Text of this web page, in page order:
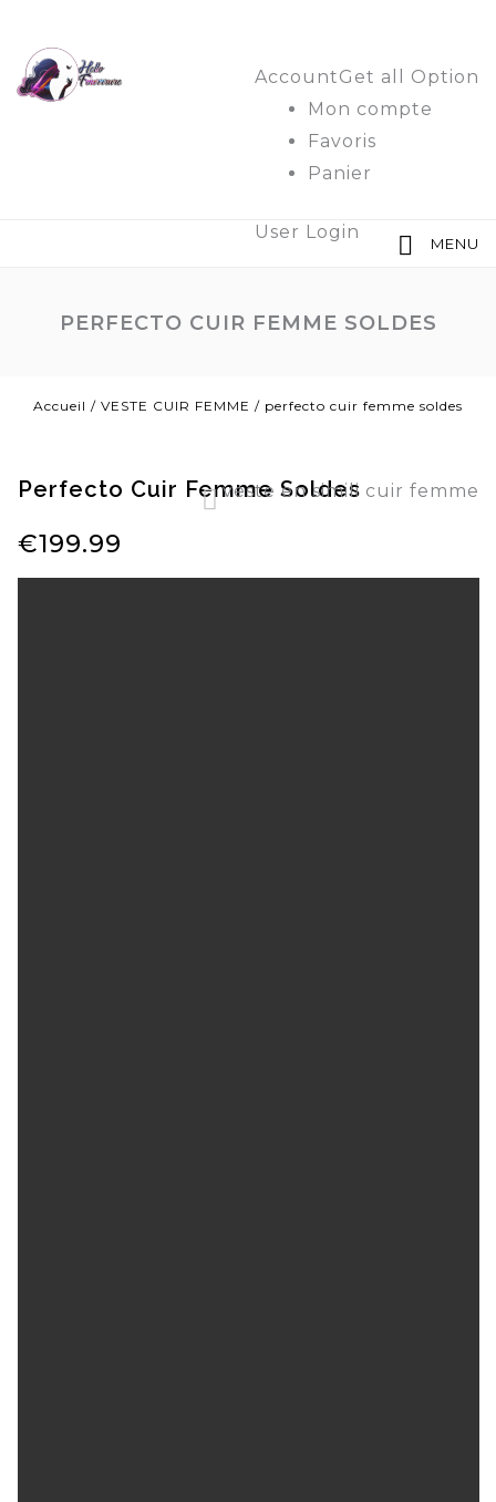
AccountGet all Option
Mon compte
Favoris
Panier
User Login
MENU
PERFECTO CUIR FEMME SOLDES
Accueil / VESTE CUIR FEMME / perfecto cuir femme soldes
Perfecto Cuir Femme Soldes
veste en simili cuir femme
€199.99